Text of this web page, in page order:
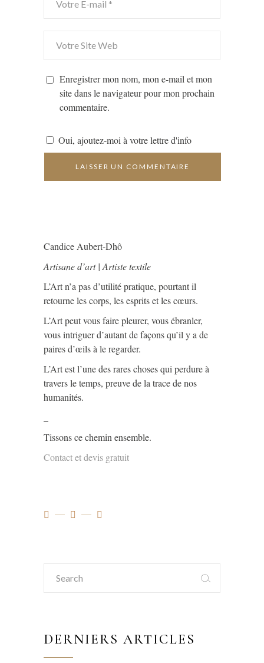
Enregistrer mon nom, mon e-mail et mon
site dans le navigateur pour mon prochain
commentaire.
Oui, ajoutez-moi à votre lettre d'info
Candice Aubert-Dhô
Artisane d’art | Artiste textile
L’Art n’a pas d’utilité pratique, pourtant il
retourne les corps, les esprits et les cœurs.
L’Art peut vous faire pleurer, vous ébranler,
vous intriguer d’autant de façons qu’il y a de
paires d’œils à le regarder.
L’Art est l’une des rares choses qui perdure à
travers le temps, preuve de la trace de nos
humanités.
Tissons ce chemin ensemble.
Contact et devis gratuit
Search
for:
DERNIERS ARTICLES